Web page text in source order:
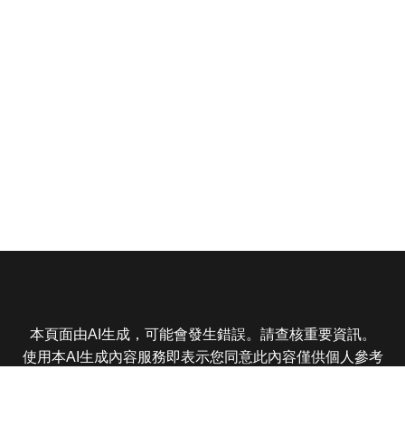
本頁面由AI生成，可能會發生錯誤。請查核重要資訊。
使用本AI生成內容服務即表示您同意此內容僅供個人參考